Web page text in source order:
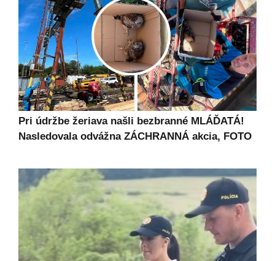
Pri údržbe žeriava našli bezbranné MLÁĎATÁ!
Nasledovala odvážna ZÁCHRANNÁ akcia, FOTO